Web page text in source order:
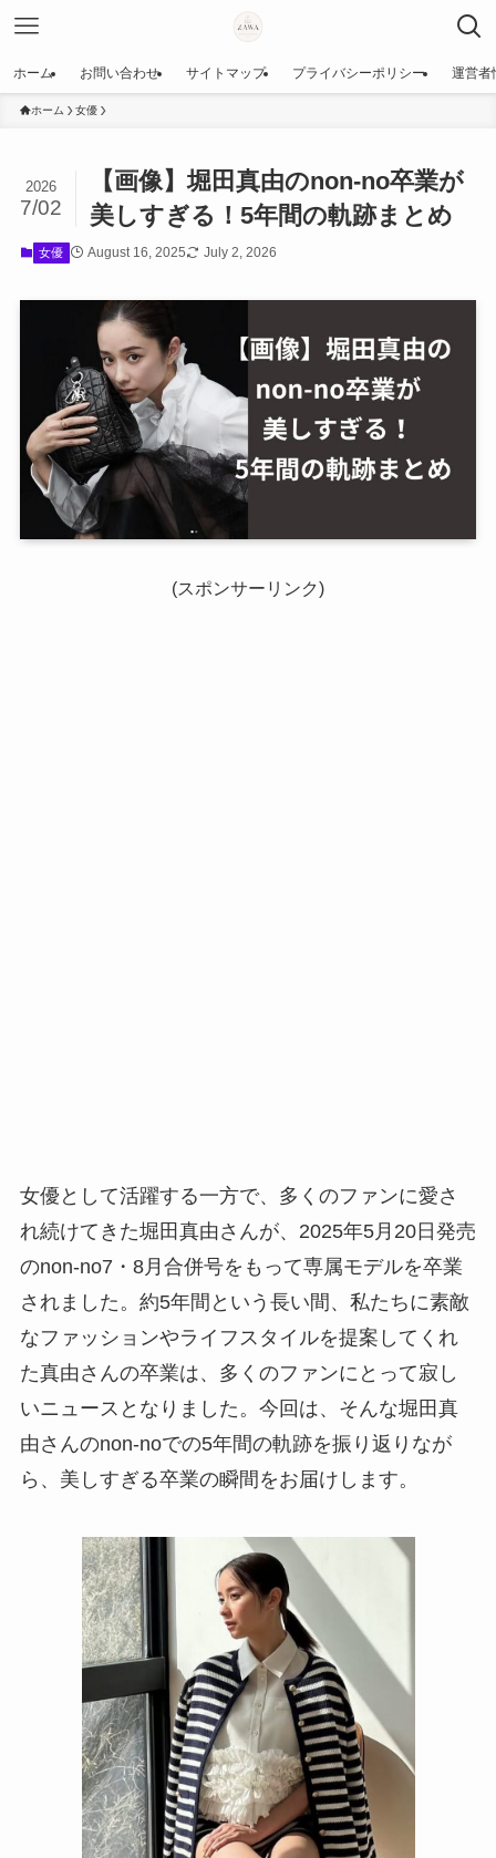
ホーム お問い合わせ サイトマップ プライバシーポリシー 運営者
ホーム 女優
【画像】堀田真由のnon-no卒業が
美しすぎる！5年間の軌跡まとめ
2026
7/02
女優 August 16, 2025 July 2, 2026
(スポンサーリンク)
女優として活躍する一方で、多くのファンに愛さ
れ続けてきた堀田真由さんが、2025年5月20日発売
のnon-no7・8月合併号をもって専属モデルを卒業
されました。約5年間という長い間、私たちに素敵
なファッションやライフスタイルを提案してくれ
た真由さんの卒業は、多くのファンにとって寂し
いニュースとなりました。今回は、そんな堀田真
由さんのnon-noでの5年間の軌跡を振り返りなが
ら、美しすぎる卒業の瞬間をお届けします。